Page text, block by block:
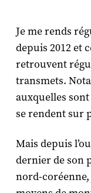
Je me rends
depuis 2012 et
retrouvent
transmets.
auxquelles
se rendent sur
Mais depuis
dernier de son
nord-coréenne,